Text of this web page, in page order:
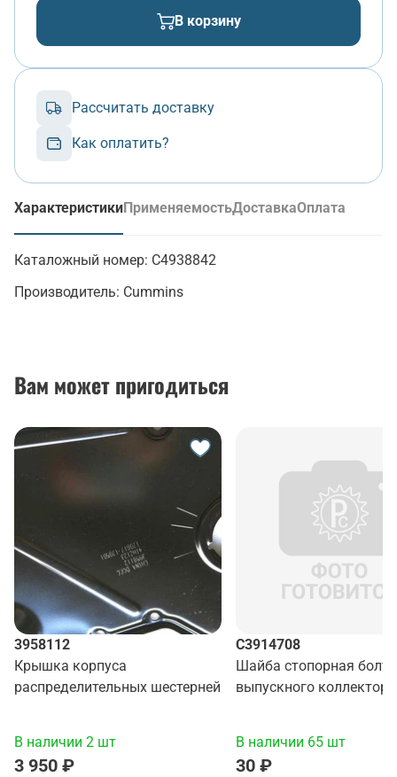
В корзину
Рассчитать доставку
Как оплатить?
Характеристики
(активная вкладка)
ПрименяемостьДоставкаОплата
Каталожный номер: C4938842
Производитель: Cummins
Вам может пригодиться
3958112
Крышка корпуса
распределительных шестерней
В наличии 2 шт
3 950 ₽
C3914708
Шайба стопорная болта
выпускного
В наличии 65 шт
30 ₽